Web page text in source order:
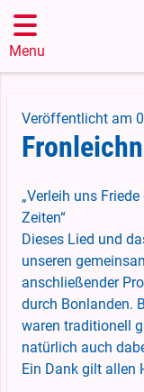
Menu
Veröffentlicht am
„Verleih uns
Zeiten“
Dieses Lied und
unseren
anschließender
durch Bonlanden.
waren traditionell
natürlich auch
Ein Dank gilt allen